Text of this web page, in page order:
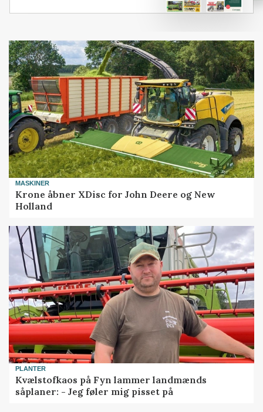
MASKINER
Krone åbner XDisc for John Deere og New
Holland
PLANTER
Kvælstofkaos på Fyn lammer landmænds
såplaner: - Jeg føler mig pisset på